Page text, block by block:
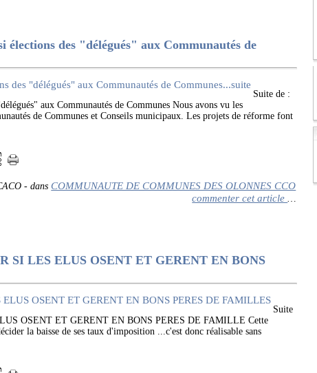
des "délégués" aux Communautés de
Suite de :
aux Communautés de Communes Nous avons vu les
de Communes et Conseils municipaux. Les projets de réforme font
- dans COMMUNAUTE DE COMMUNES DES OLONNES CCO
commenter cet article …
SI LES ELUS OSENT ET GERENT EN BONS
Suite
OSENT ET GERENT EN BONS PERES DE FAMILLE Cette
la baisse de ses taux d'imposition ...c'est donc réalisable sans